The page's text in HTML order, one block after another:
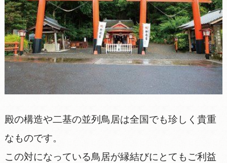
殿の構造や二基の並列鳥居は全国でも珍しく貴重
なものです。
この対になっている鳥居が縁結びにとてもご利益